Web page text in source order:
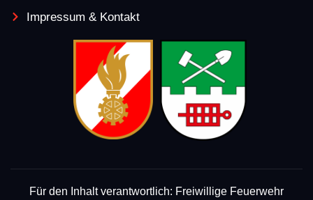
Impressum & Kontakt
Für den Inhalt verantwortlich: Freiwillige Feuerwehr